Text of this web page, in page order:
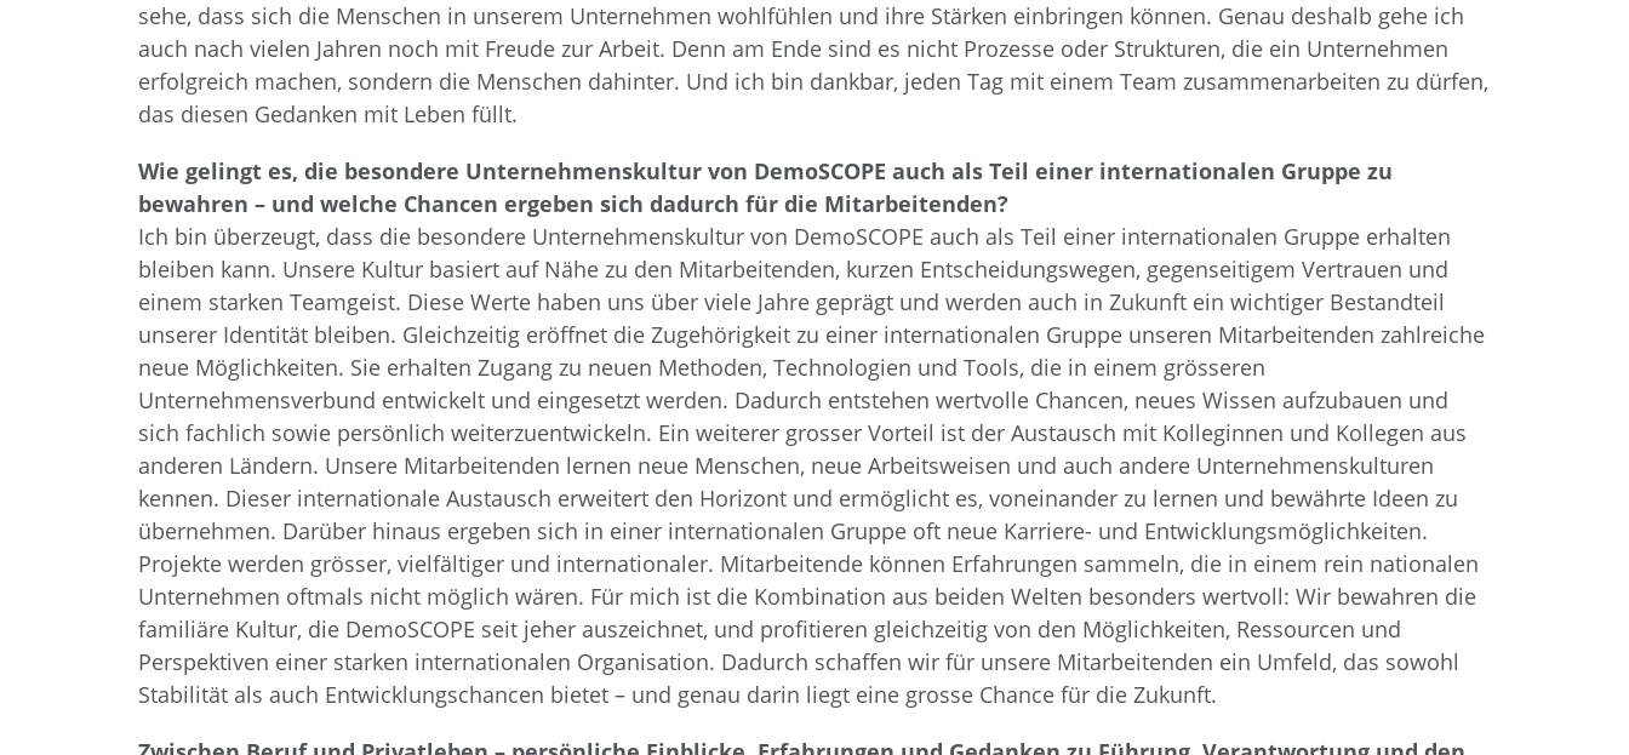
sehe, dass sich die Menschen in unserem Unternehmen wohlfühlen und ihre Stärken einbringen können. Genau deshalb gehe ich
auch nach vielen Jahren noch mit Freude zur Arbeit. Denn am Ende sind es nicht Prozesse oder Strukturen, die ein Unternehmen
erfolgreich machen, sondern die Menschen dahinter. Und ich bin dankbar, jeden Tag mit einem Team zusammenarbeiten zu dürfen,
das diesen Gedanken mit Leben füllt.
Wie gelingt es, die besondere Unternehmenskultur von DemoSCOPE auch als Teil einer internationalen Gruppe zu
bewahren – und welche Chancen ergeben sich dadurch für die Mitarbeitenden?
Ich bin überzeugt, dass die besondere Unternehmenskultur von DemoSCOPE auch als Teil einer internationalen Gruppe erhalten
bleiben kann. Unsere Kultur basiert auf Nähe zu den Mitarbeitenden, kurzen Entscheidungswegen, gegenseitigem Vertrauen und
einem starken Teamgeist. Diese Werte haben uns über viele Jahre geprägt und werden auch in Zukunft ein wichtiger Bestandteil
unserer Identität bleiben. Gleichzeitig eröffnet die Zugehörigkeit zu einer internationalen Gruppe unseren Mitarbeitenden zahlreiche
neue Möglichkeiten. Sie erhalten Zugang zu neuen Methoden, Technologien und Tools, die in einem grösseren
Unternehmensverbund entwickelt und eingesetzt werden. Dadurch entstehen wertvolle Chancen, neues Wissen aufzubauen und
sich fachlich sowie persönlich weiterzuentwickeln. Ein weiterer grosser Vorteil ist der Austausch mit Kolleginnen und Kollegen aus
anderen Ländern. Unsere Mitarbeitenden lernen neue Menschen, neue Arbeitsweisen und auch andere Unternehmenskulturen
kennen. Dieser internationale Austausch erweitert den Horizont und ermöglicht es, voneinander zu lernen und bewährte Ideen zu
übernehmen. Darüber hinaus ergeben sich in einer internationalen Gruppe oft neue Karriere- und Entwicklungsmöglichkeiten.
Projekte werden grösser, vielfältiger und internationaler. Mitarbeitende können Erfahrungen sammeln, die in einem rein nationalen
Unternehmen oftmals nicht möglich wären. Für mich ist die Kombination aus beiden Welten besonders wertvoll: Wir bewahren die
familiäre Kultur, die DemoSCOPE seit jeher auszeichnet, und profitieren gleichzeitig von den Möglichkeiten, Ressourcen und
Perspektiven einer starken internationalen Organisation. Dadurch schaffen wir für unsere Mitarbeitenden ein Umfeld, das sowohl
Stabilität als auch Entwicklungschancen bietet – und genau darin liegt eine grosse Chance für die Zukunft.